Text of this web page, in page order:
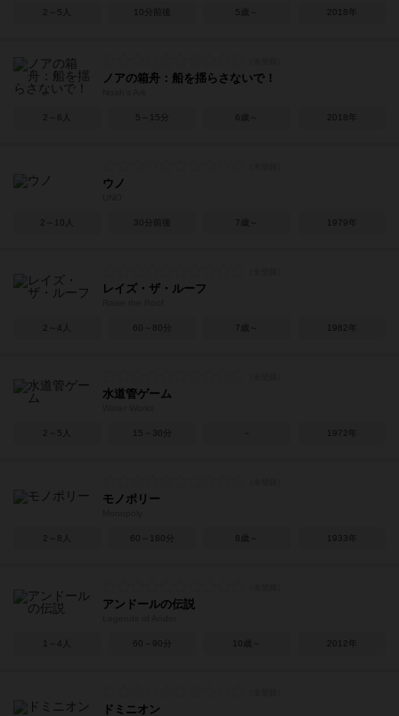
2～5人 10分前後 5歳～ 2018年
ノアの箱舟：船を揺らさないで！
2～6人 5～15分 6歳～ 2018年
ウノ
2～10人 30分前後 7歳～ 1979年
レイズ・ザ・ルーフ
2～4人 60～80分 7歳～ 1982年
水道管ゲーム
2～5人 15～30分 1972年
モノポリー
2～8人 60～180分 8歳～ 1933年
アンドールの伝説
1～4人 60～90分 10歳～ 2012年
ドミニオン